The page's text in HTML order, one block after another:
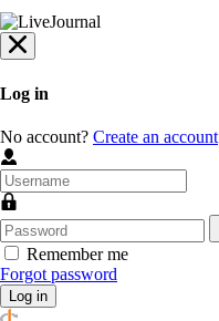
Log in
No account? Create an account
Remember me
Forgot password
Log in